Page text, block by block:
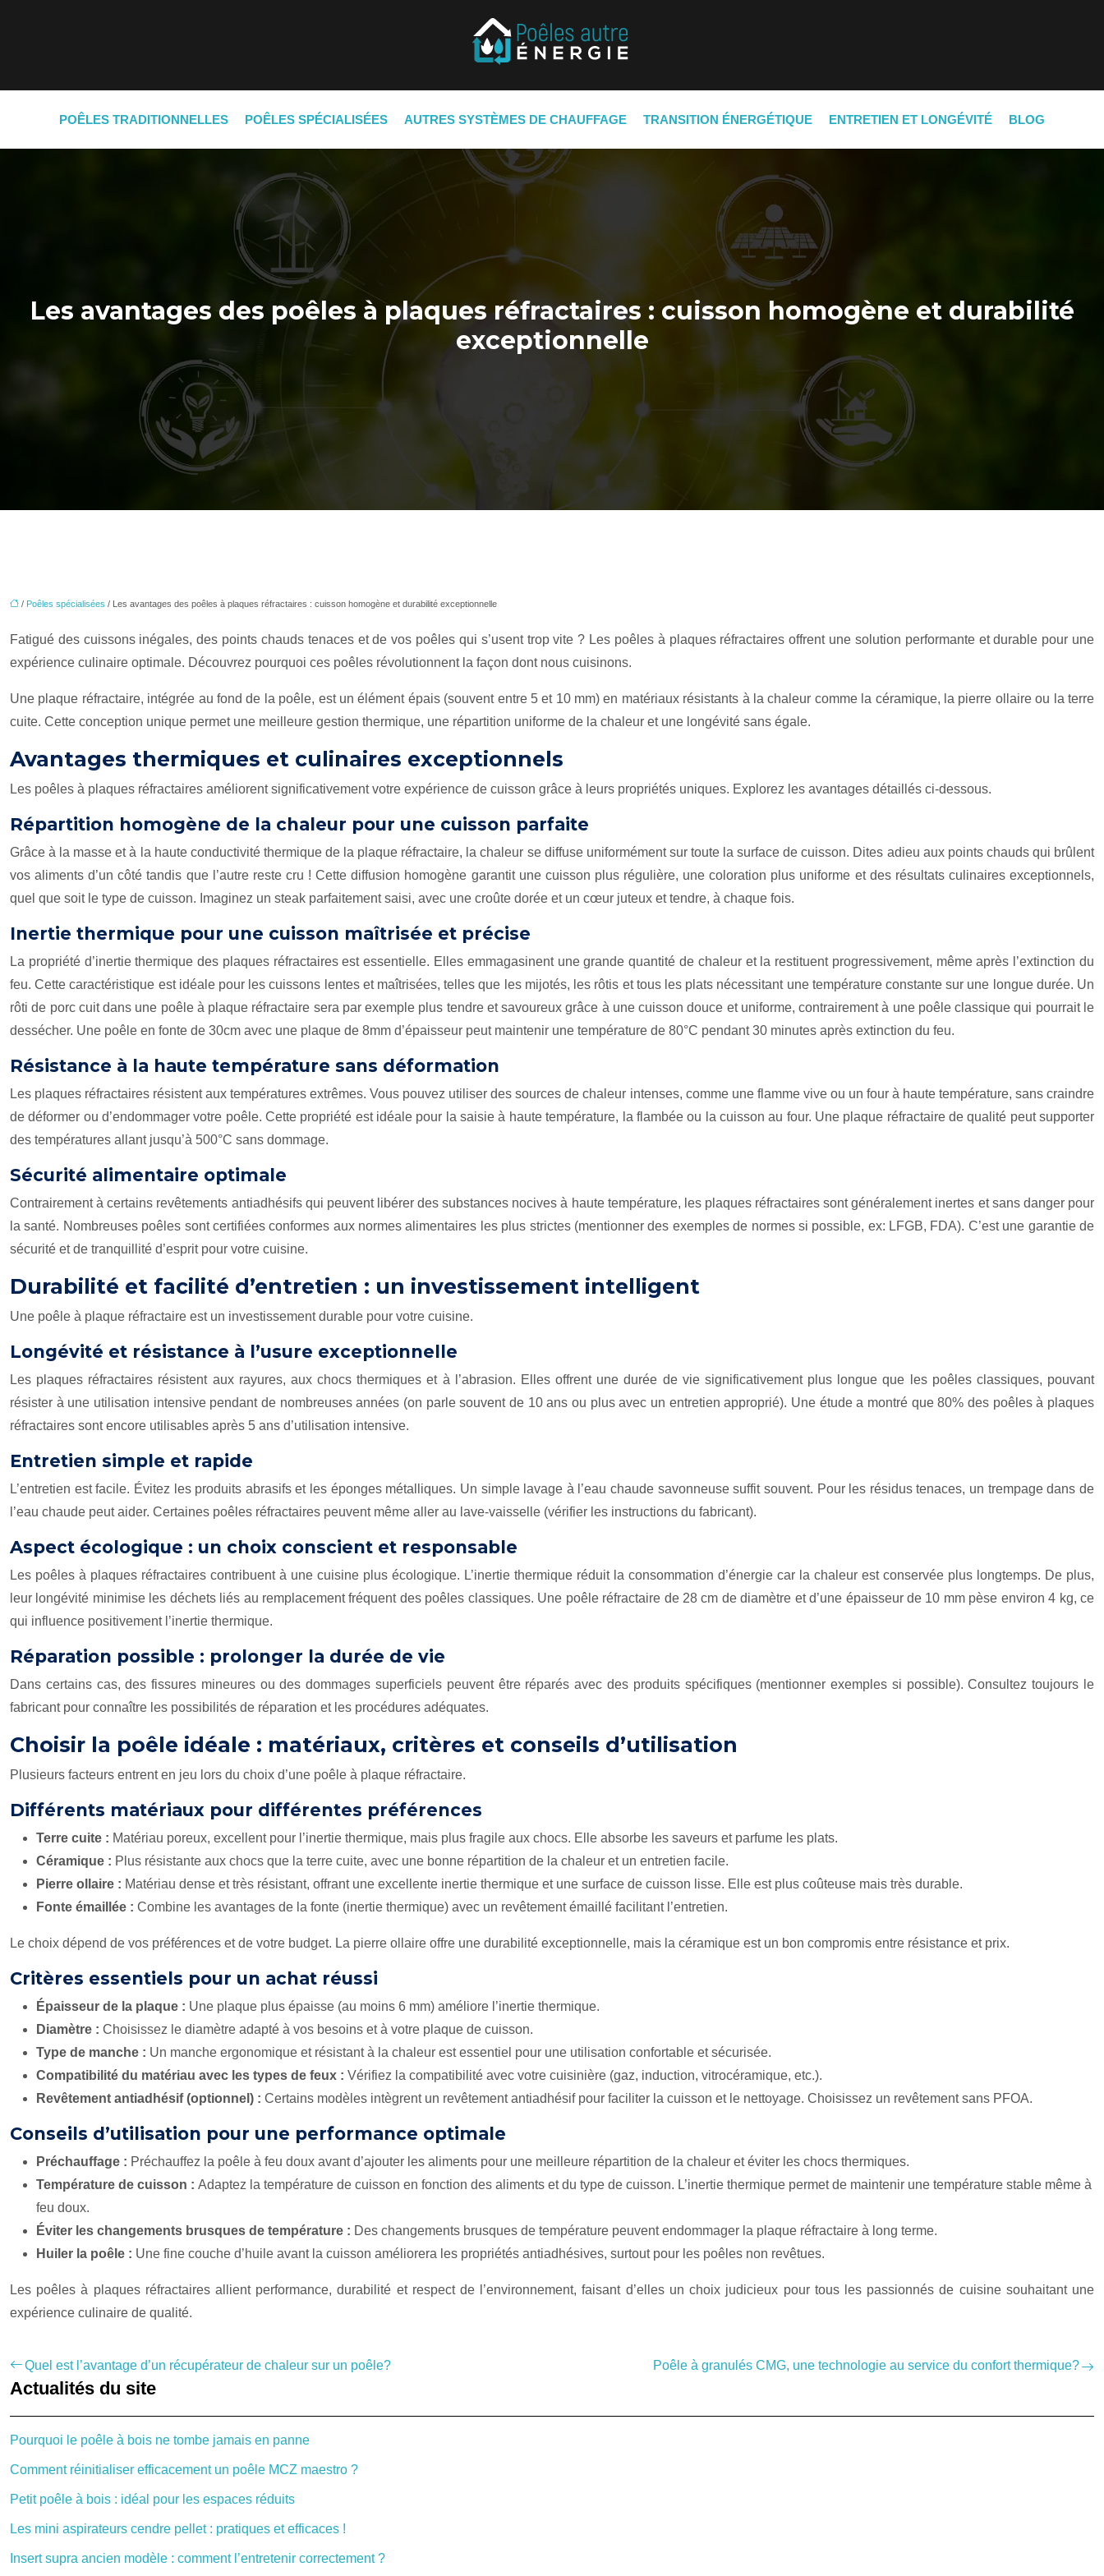
POÊLES TRADITIONNELLES POÊLES SPÉCIALISÉES AUTRES SYSTÈMES DE CHAUFFAGE TRANSITION ÉNERGÉTIQUE ENTRETIEN ET LONGÉVITÉ BLOG
Les avantages des poêles à plaques réfractaires : cuisson homogène et durabilité
exceptionnelle
/ Poêles spécialisées / Les avantages des poêles à plaques réfractaires : cuisson homogène et durabilité exceptionnelle
Fatigué des cuissons inégales, des points chauds tenaces et de vos poêles qui s’usent trop vite ? Les poêles à plaques réfractaires offrent une solution performante et durable pour une
expérience culinaire optimale. Découvrez pourquoi ces poêles révolutionnent la façon dont nous cuisinons.
Une plaque réfractaire, intégrée au fond de la poêle, est un élément épais (souvent entre 5 et 10 mm) en matériaux résistants à la chaleur comme la céramique, la pierre ollaire ou la terre
cuite. Cette conception unique permet une meilleure gestion thermique, une répartition uniforme de la chaleur et une longévité sans égale.
Avantages thermiques et culinaires exceptionnels
Les poêles à plaques réfractaires améliorent significativement votre expérience de cuisson grâce à leurs propriétés uniques. Explorez les avantages détaillés ci-dessous.
Répartition homogène de la chaleur pour une cuisson parfaite
Grâce à la masse et à la haute conductivité thermique de la plaque réfractaire, la chaleur se diffuse uniformément sur toute la surface de cuisson. Dites adieu aux points chauds qui brûlent
vos aliments d’un côté tandis que l’autre reste cru ! Cette diffusion homogène garantit une cuisson plus régulière, une coloration plus uniforme et des résultats culinaires exceptionnels,
quel que soit le type de cuisson. Imaginez un steak parfaitement saisi, avec une croûte dorée et un cœur juteux et tendre, à chaque fois.
Inertie thermique pour une cuisson maîtrisée et précise
La propriété d’inertie thermique des plaques réfractaires est essentielle. Elles emmagasinent une grande quantité de chaleur et la restituent progressivement, même après l’extinction du
feu. Cette caractéristique est idéale pour les cuissons lentes et maîtrisées, telles que les mijotés, les rôtis et tous les plats nécessitant une température constante sur une longue durée. Un
rôti de porc cuit dans une poêle à plaque réfractaire sera par exemple plus tendre et savoureux grâce à une cuisson douce et uniforme, contrairement à une poêle classique qui pourrait le
dessécher. Une poêle en fonte de 30cm avec une plaque de 8mm d’épaisseur peut maintenir une température de 80°C pendant 30 minutes après extinction du feu.
Résistance à la haute température sans déformation
Les plaques réfractaires résistent aux températures extrêmes. Vous pouvez utiliser des sources de chaleur intenses, comme une flamme vive ou un four à haute température, sans craindre
de déformer ou d’endommager votre poêle. Cette propriété est idéale pour la saisie à haute température, la flambée ou la cuisson au four. Une plaque réfractaire de qualité peut supporter
des températures allant jusqu’à 500°C sans dommage.
Sécurité alimentaire optimale
Contrairement à certains revêtements antiadhésifs qui peuvent libérer des substances nocives à haute température, les plaques réfractaires sont généralement inertes et sans danger pour
la santé. Nombreuses poêles sont certifiées conformes aux normes alimentaires les plus strictes (mentionner des exemples de normes si possible, ex: LFGB, FDA). C’est une garantie de
sécurité et de tranquillité d’esprit pour votre cuisine.
Durabilité et facilité d’entretien : un investissement intelligent
Une poêle à plaque réfractaire est un investissement durable pour votre cuisine.
Longévité et résistance à l’usure exceptionnelle
Les plaques réfractaires résistent aux rayures, aux chocs thermiques et à l’abrasion. Elles offrent une durée de vie significativement plus longue que les poêles classiques, pouvant
résister à une utilisation intensive pendant de nombreuses années (on parle souvent de 10 ans ou plus avec un entretien approprié). Une étude a montré que 80% des poêles à plaques
réfractaires sont encore utilisables après 5 ans d’utilisation intensive.
Entretien simple et rapide
L’entretien est facile. Évitez les produits abrasifs et les éponges métalliques. Un simple lavage à l’eau chaude savonneuse suffit souvent. Pour les résidus tenaces, un trempage dans de
l’eau chaude peut aider. Certaines poêles réfractaires peuvent même aller au lave-vaisselle (vérifier les instructions du fabricant).
Aspect écologique : un choix conscient et responsable
Les poêles à plaques réfractaires contribuent à une cuisine plus écologique. L’inertie thermique réduit la consommation d’énergie car la chaleur est conservée plus longtemps. De plus,
leur longévité minimise les déchets liés au remplacement fréquent des poêles classiques. Une poêle réfractaire de 28 cm de diamètre et d’une épaisseur de 10 mm pèse environ 4 kg, ce
qui influence positivement l’inertie thermique.
Réparation possible : prolonger la durée de vie
Dans certains cas, des fissures mineures ou des dommages superficiels peuvent être réparés avec des produits spécifiques (mentionner exemples si possible). Consultez toujours le
fabricant pour connaître les possibilités de réparation et les procédures adéquates.
Choisir la poêle idéale : matériaux, critères et conseils d’utilisation
Plusieurs facteurs entrent en jeu lors du choix d’une poêle à plaque réfractaire.
Différents matériaux pour différentes préférences
Terre cuite : Matériau poreux, excellent pour l’inertie thermique, mais plus fragile aux chocs. Elle absorbe les saveurs et parfume les plats.
Céramique : Plus résistante aux chocs que la terre cuite, avec une bonne répartition de la chaleur et un entretien facile.
Pierre ollaire : Matériau dense et très résistant, offrant une excellente inertie thermique et une surface de cuisson lisse. Elle est plus coûteuse mais très durable.
Fonte émaillée : Combine les avantages de la fonte (inertie thermique) avec un revêtement émaillé facilitant l’entretien.
Le choix dépend de vos préférences et de votre budget. La pierre ollaire offre une durabilité exceptionnelle, mais la céramique est un bon compromis entre résistance et prix.
Critères essentiels pour un achat réussi
Épaisseur de la plaque : Une plaque plus épaisse (au moins 6 mm) améliore l’inertie thermique.
Diamètre : Choisissez le diamètre adapté à vos besoins et à votre plaque de cuisson.
Type de manche : Un manche ergonomique et résistant à la chaleur est essentiel pour une utilisation confortable et sécurisée.
Compatibilité du matériau avec les types de feux : Vérifiez la compatibilité avec votre cuisinière (gaz, induction, vitrocéramique, etc.).
Revêtement antiadhésif (optionnel) : Certains modèles intègrent un revêtement antiadhésif pour faciliter la cuisson et le nettoyage. Choisissez un revêtement sans PFOA.
Conseils d’utilisation pour une performance optimale
Préchauffage : Préchauffez la poêle à feu doux avant d’ajouter les aliments pour une meilleure répartition de la chaleur et éviter les chocs thermiques.
Température de cuisson : Adaptez la température de cuisson en fonction des aliments et du type de cuisson. L’inertie thermique permet de maintenir une température stable même à
feu doux.
Éviter les changements brusques de température : Des changements brusques de température peuvent endommager la plaque réfractaire à long terme.
Huiler la poêle : Une fine couche d’huile avant la cuisson améliorera les propriétés antiadhésives, surtout pour les poêles non revêtues.
Les poêles à plaques réfractaires allient performance, durabilité et respect de l’environnement, faisant d’elles un choix judicieux pour tous les passionnés de cuisine souhaitant une
expérience culinaire de qualité.
Quel est l’avantage d’un récupérateur de chaleur sur un poêle? Poêle à granulés CMG, une technologie au service du confort thermique?
Actualités du site
Pourquoi le poêle à bois ne tombe jamais en panne
Comment réinitialiser efficacement un poêle MCZ maestro ?
Petit poêle à bois : idéal pour les espaces réduits
Les mini aspirateurs cendre pellet : pratiques et efficaces !
Insert supra ancien modèle : comment l’entretenir correctement ?